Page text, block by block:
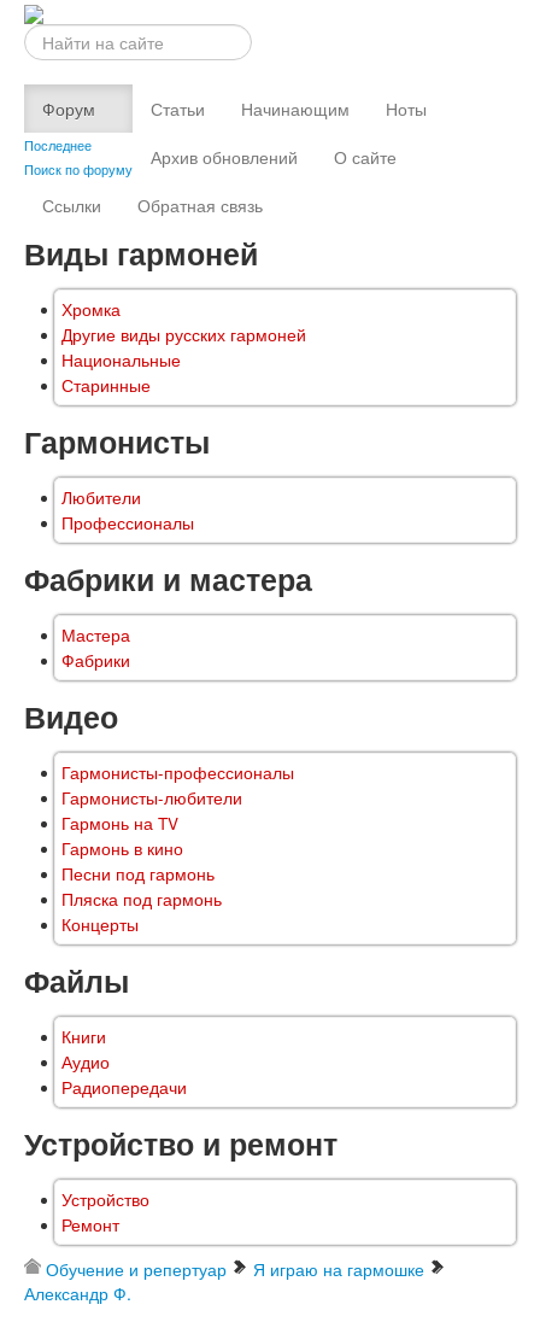
Искать...
Форум
Последнее
Поиск по форуму
Статьи Начинающим
Ноты
Архив обновлений
О сайте
Ссылки
Обратная связь
Виды гармоней
Хромка
Другие виды русских гармоней
Национальные
Старинные
Гармонисты
Любители
Профессионалы
Фабрики и мастера
Мастера
Фабрики
Видео
Гармонисты-профессионалы
Гармонисты-любители
Гармонь на TV
Гармонь в кино
Песни под гармонь
Пляска под гармонь
Концерты
Файлы
Книги
Аудио
Радиопередачи
Устройство и ремонт
Устройство
Ремонт
Обучение и репертуар
Я играю на гармошке
Александр Ф.